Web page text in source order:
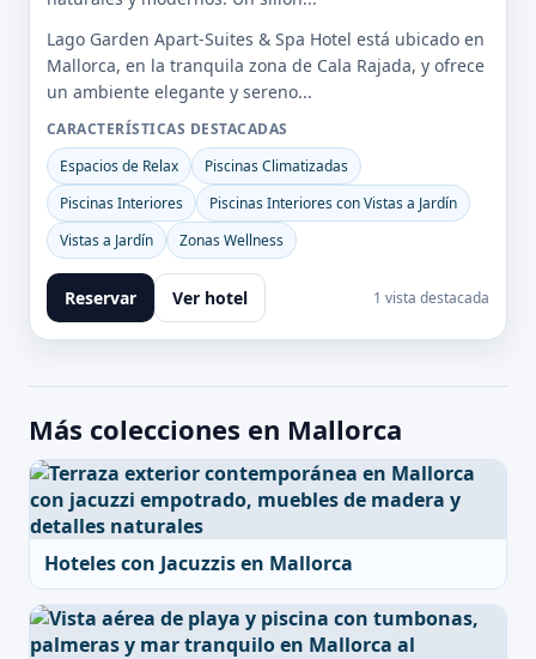
Lago Garden Apart-Suites & Spa Hotel está ubicado en
Mallorca, en la tranquila zona de Cala Rajada, y ofrece
un ambiente elegante y sereno...
CARACTERÍSTICAS DESTACADAS
Espacios de Relax
Piscinas Climatizadas
Piscinas Interiores
Piscinas Interiores con Vistas a Jardín
Vistas a Jardín
Zonas Wellness
Reservar Ver hotel 1 vista destacada
Más colecciones en Mallorca
Hoteles con Jacuzzis en Mallorca